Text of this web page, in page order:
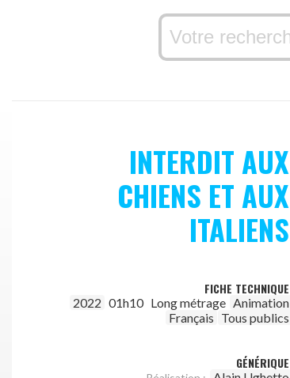
INTERDIT AUX
CHIENS ET AUX
ITALIENS
FICHE TECHNIQUE
2022 01h10 Long métrage Animation
Français Tous publics
GÉNÉRIQUE